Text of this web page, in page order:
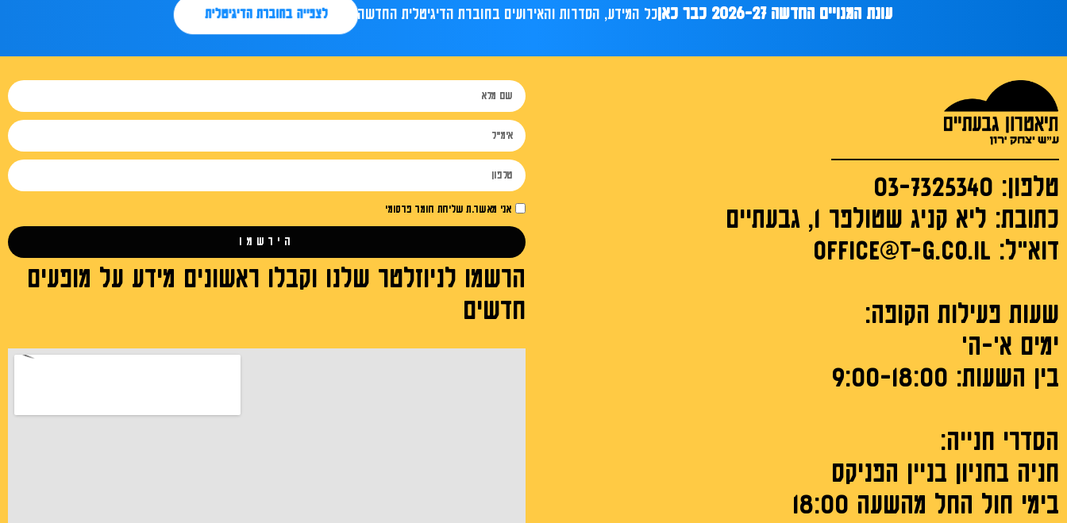
עונת המנויים החדשה 2026-27 כבר כאן כל המידע, הסדרות והאירועים בחוברת הדיגיטלית החדשה לצפייה בחוברת הדיגיטלית
טלפון: 03-7325340
כתובת: ליא קניג שטולפר 1, גבעתיים
דוא"ל: office@t-G.CO.IL
שעות פעילות הקופה:
ימים א'-ה'
בין השעות: 9:00-18:00
הסדרי חנייה:
חניה בחניון בניין הפניקס
בימי חול החל מהשעה 18:00
הרשמו לניוזלטר שלנו וקבלו ראשונים מידע על מופעים
חדשים
אני מאשר.ת שליחת חומר פרסומי
הירשמו